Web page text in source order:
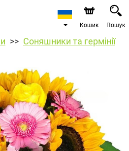
Кошик Пошук
Соняшники та гермінії